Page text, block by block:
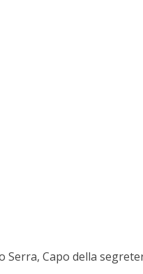
Serra, Capo della